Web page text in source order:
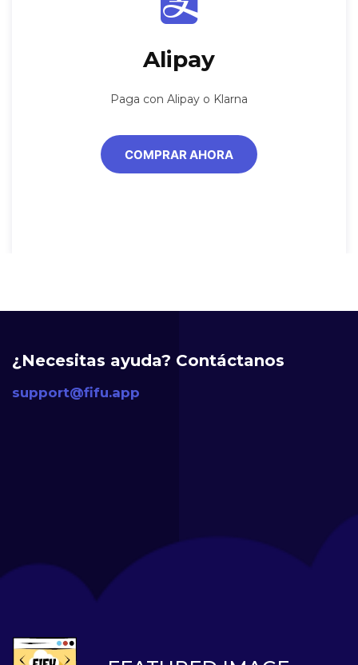
Alipay
Paga con Alipay o Klarna
COMPRAR AHORA
¿Necesitas ayuda? Contáctanos
support@fifu.app